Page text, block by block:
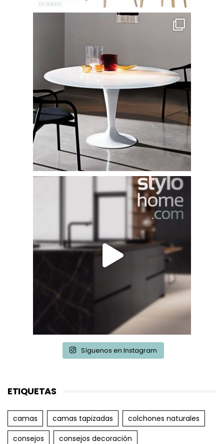
Síguenos en Instagram
ETIQUETAS
camas camas tapizadas
colchones naturales
consejos
consejos decoración